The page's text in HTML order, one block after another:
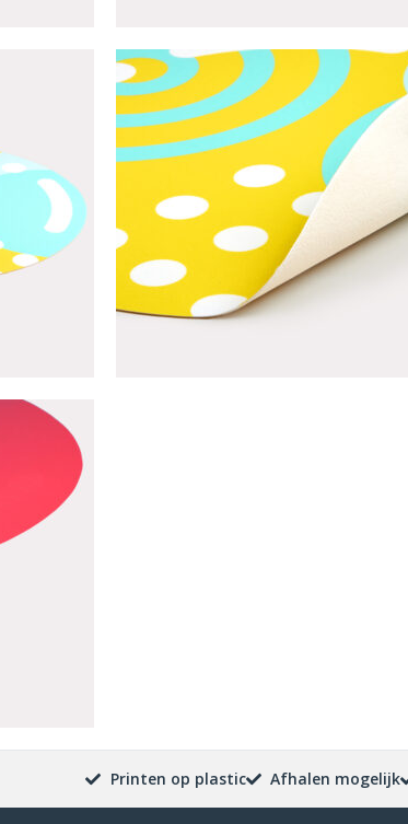
Printen op plastic Afhalen mogelijk